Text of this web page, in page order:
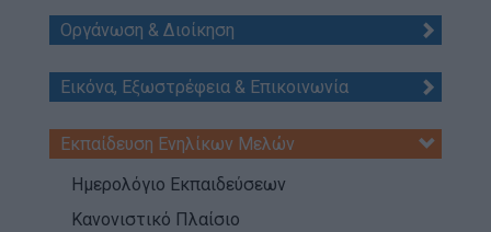
Η Προσκοπική Μέθοδος
Μάθηση στην Πράξη
Στόχοι Βιώσιμης Ανάπτυξης
Earth Tribe
Ομάδα Διάσωσης Άγριας Ζωής
Οργάνωση & Διοίκηση
Εικόνα, Εξωστρέφεια & Επικοινωνία
Εκπαίδευση Ενηλίκων Μελών
Ημερολόγιο Εκπαιδεύσεων
Κανονιστικό Πλαίσιο